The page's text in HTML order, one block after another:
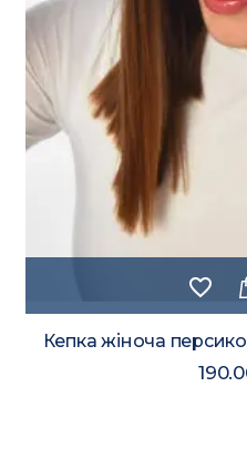
favorite_border
Кепка жіноча